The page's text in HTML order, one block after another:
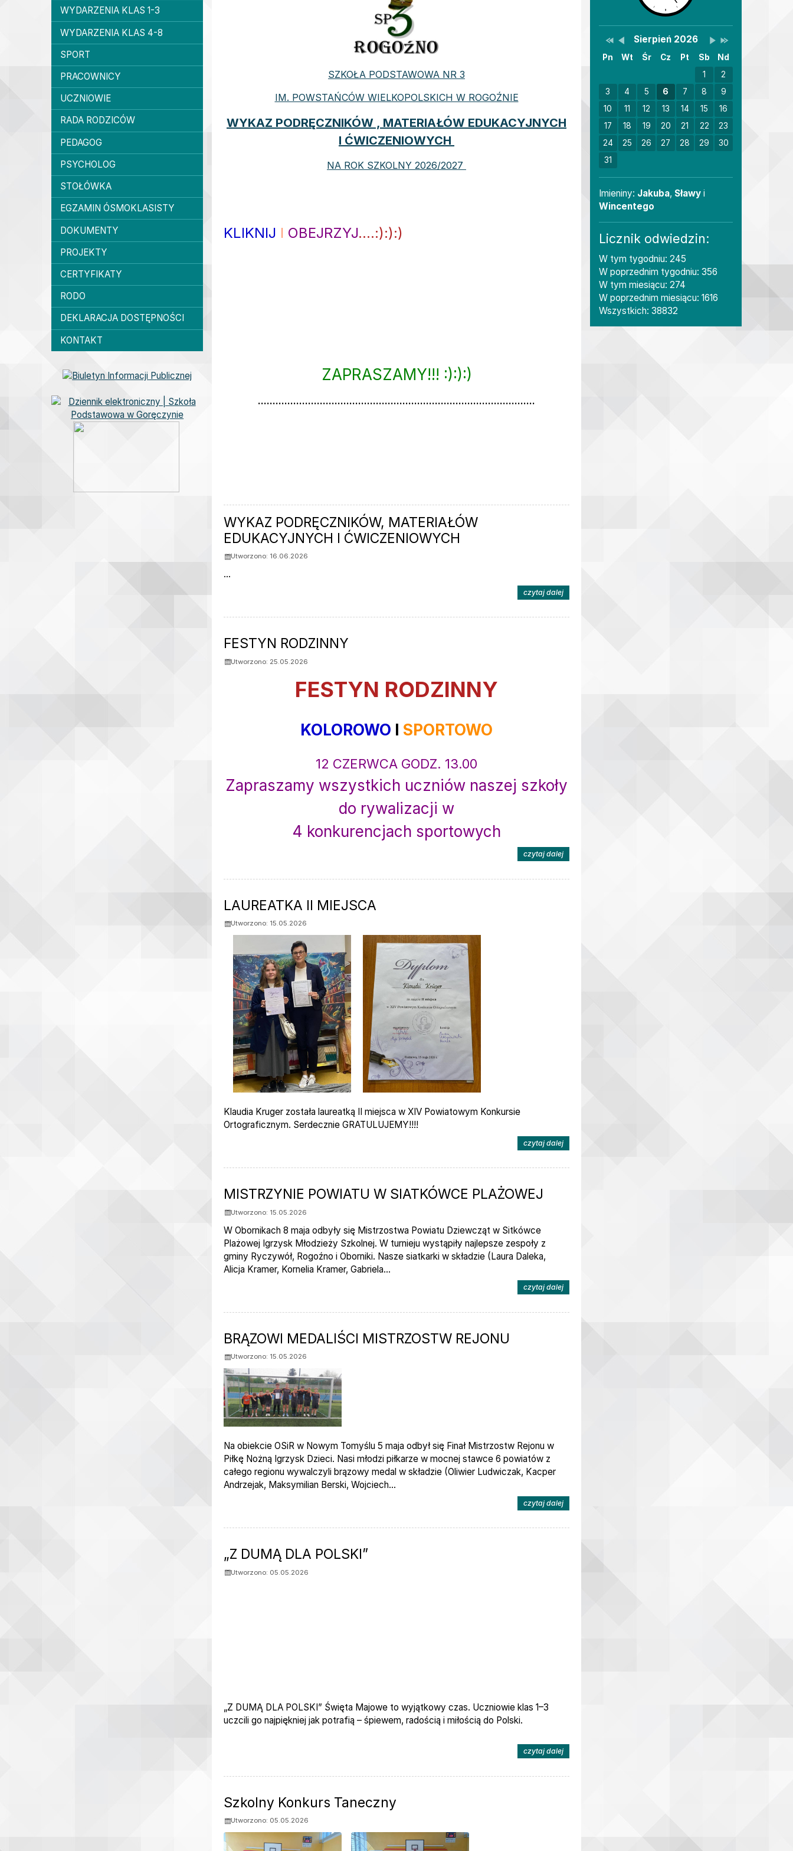
WYDARZENIA KLAS 1-3
WYDARZENIA KLAS 4-8
SPORT
PRACOWNICY
UCZNIOWIE
RADA RODZICÓW
PEDAGOG
PSYCHOLOG
STOŁÓWKA
EGZAMIN ÓSMOKLASISTY
DOKUMENTY
PROJEKTY
CERTYFIKATY
RODO
DEKLARACJA DOSTĘPNOŚCI
KONTAKT
Bannery boczne
SZKOŁA PODSTAWOWA NR 3
IM. POWSTAŃCÓW WIELKOPOLSKICH W ROGOŹNIE
WYKAZ PODRĘCZNIKÓW , MATERIAŁÓW EDUKACYJNYCH
I ĆWICZENIOWYCH
NA ROK SZKOLNY 2026/2027
KLIKNIJ I OBEJRZYJ....:):):)
ZAPRASZAMY!!! :):):)
..............................................................................................
Aktualności, strona 1 z 5
WYKAZ PODRĘCZNIKÓW, MATERIAŁÓW
EDUKACYJNYCH I ĆWICZENIOWYCH
Utworzono: 16.06.2026
...
czytaj dalejna temat: WYKAZ PODRĘCZNIKÓW, MATERIAŁÓW
FESTYN RODZINNY
Utworzono: 25.05.2026
FESTYN RODZINNY
KOLOROWO I SPORTOWO
12 CZERWCA GODZ. 13.00
Zapraszamy wszystkich uczniów naszej szkoły
do rywalizacji w
4 konkurencjach sportowych
czytaj dalejna temat: FESTYN RODZINNY
LAUREATKA II MIEJSCA
Utworzono: 15.05.2026
Klaudia Kruger została laureatką II miejsca w XIV Powiatowym Konkursie
Ortograficznym. Serdecznie GRATULUJEMY!!!!
czytaj dalejna temat: LAUREATKA II MIEJSCA
MISTRZYNIE POWIATU W SIATKÓWCE PLAŻOWEJ
Utworzono: 15.05.2026
W Obornikach 8 maja odbyły się Mistrzostwa Powiatu Dziewcząt w Sitkówce
Plażowej Igrzysk Młodzieży Szkolnej. W turnieju wystąpiły najlepsze zespoły z
gminy Ryczywół, Rogoźno i Oborniki. Nasze siatkarki w składzie (Laura Daleka,
Alicja Kramer, Kornelia Kramer, Gabriela...
czytaj dalejna temat: MISTRZYNIE POWIATU W SIATKÓWCE PLAŻOWEJ
BRĄZOWI MEDALIŚCI MISTRZOSTW REJONU
Utworzono: 15.05.2026
Na obiekcie OSiR w Nowym Tomyślu 5 maja odbył się Finał Mistrzostw Rejonu w
Piłkę Nożną Igrzysk Dzieci. Nasi młodzi piłkarze w mocnej stawce 6 powiatów z
całego regionu wywalczyli brązowy medal w składzie (Oliwier Ludwiczak, Kacper
Andrzejak, Maksymilian Berski, Wojciech...
czytaj dalejna temat: BRĄZOWI MEDALIŚCI MISTRZOSTW REJONU
„Z DUMĄ DLA POLSKI”
Utworzono: 05.05.2026
„Z DUMĄ DLA POLSKI” Święta Majowe to wyjątkowy czas. Uczniowie klas 1–3
uczcili go najpiękniej jak potrafią – śpiewem, radością i miłością do Polski.
czytaj dalejna temat: „Z DUMĄ DLA POLSKI”
Szkolny Konkurs Taneczny
Utworzono: 05.05.2026
Wydarzenia
Lista wydarzeń w miesiącu
Sierpień 2026Brak wydarzeń w
Przestaw datę na Sierpień 2025
Przestaw datę na Lipiec 2026Przestaw datę na
Przestaw datę na
Pn Wt Śr Cz Pt Sb
Nd
1
2
3
4 5 6 7 8
9
10
11 12 13 14 15
16
17
18 19 20 21 22
23
24
25 26 27 28 29
30
31
Imieniny
Imieniny: Jakuba, Sławyi
Wincentego
Licznik odwiedzin:
W tym tygodniu: 245
W poprzednim tygodniu: 356
W tym miesiącu: 274
W poprzednim miesiącu: 1616
Wszystkich: 38832